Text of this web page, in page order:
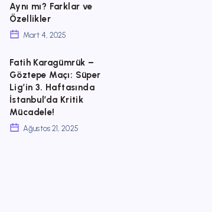
Aynı mı? Farklar ve
Özellikler
Mart 4, 2025
Fatih Karagümrük –
Göztepe Maçı: Süper
Lig’in 3. Haftasında
İstanbul’da Kritik
Mücadele!
Ağustos 21, 2025